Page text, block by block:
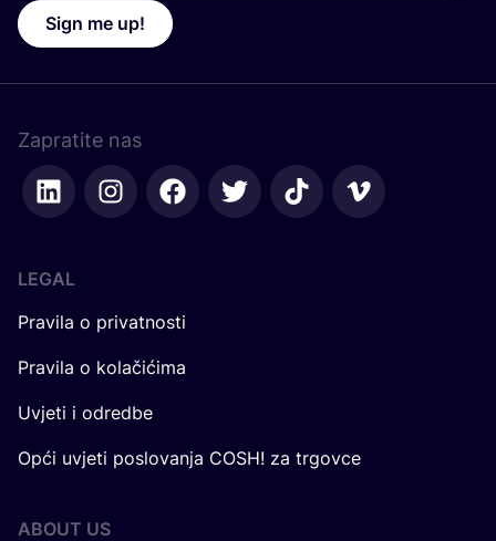
Sign me up!
Zapratite nas
LEGAL
Pravila o privatnosti
Pravila o kolačićima
Uvjeti i odredbe
Opći uvjeti poslovanja COSH! za trgovce
ABOUT US